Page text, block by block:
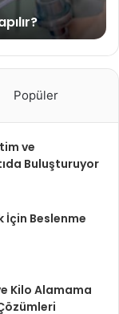
Popüler
ve
Buluşturuyor
İçin Beslenme
Kilo Alamama